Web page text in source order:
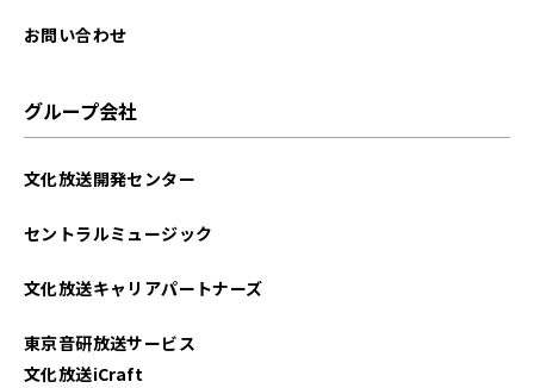
お問い合わせ
グループ会社
文化放送開発センター
セントラルミュージック
文化放送キャリアパートナーズ
東京音研放送サービス
文化放送iCraft